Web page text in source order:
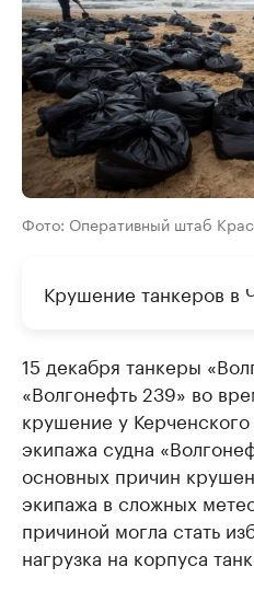
Фото: Оперативный штаб
Крушение танкеров в
15 декабря танкеры
«Волгонефть 239» во
крушение у
экипажа судна
основных причин
экипажа в сложных
причиной могла стать
нагрузка на корпуса